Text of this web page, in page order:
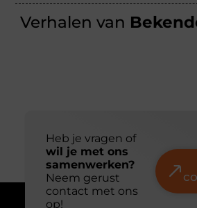
Verhalen van
Heb je vragen of
wil je met ons
samenwerken?
Neem gerust
contact met ons
op!